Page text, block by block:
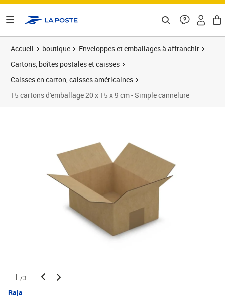
Accueil boutique
Enveloppes et emballages à affranchir
Cartons, boîtes postales et caisses
Caisses en carton, caisses américaines
15 cartons d'emballage 20 x 15 x 9 cm - Simple cannelure
1 /3
Raja